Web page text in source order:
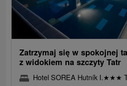
Zatrzymaj się w spokojnej
z widokiem na szczyty Tatr
Hotel SOREA Hutník I.★★★